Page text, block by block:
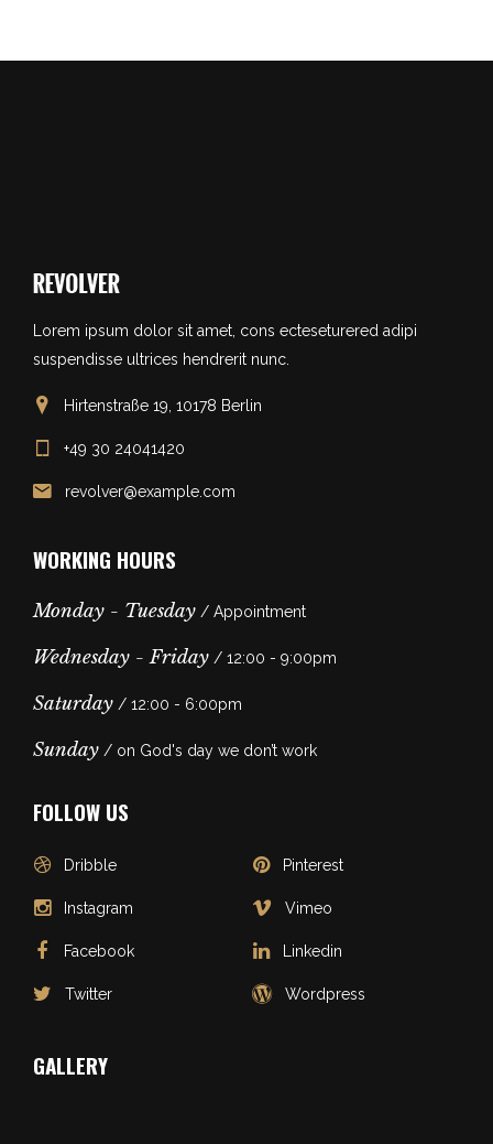
Lorem ipsum dolor sit amet, cons ecteseturered adipi
suspendisse ultrices hendrerit nunc.
Hirtenstraße 19, 10178 Berlin
+49 30 24041420
revolver@example.com
WORKING HOURS
Monday - Tuesday / Appointment
Wednesday - Friday / 12:00 - 9:00pm
Saturday / 12:00 - 6:00pm
Sunday / on God's day we don’t work
FOLLOW US
Dribble
Instagram
Facebook
Twitter
Pinterest
Vimeo
Linkedin
Wordpress
GALLERY